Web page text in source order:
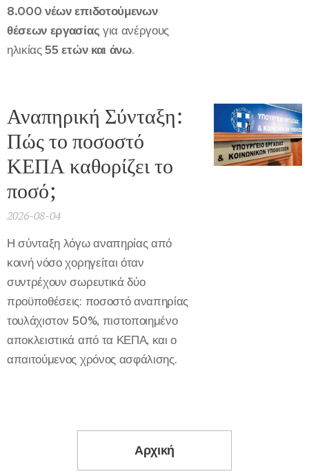
8.000 νέων επιδοτούμενων
θέσεων εργασίας για ανέργους
ηλικίας55 ετών και άνω.
Αναπηρική Σύνταξη:
Πώς το ποσοστό
ΚΕΠΑ καθορίζει το
ποσό;
2026-08-04
Η σύνταξη λόγω αναπηρίας από
κοινή νόσο χορηγείται όταν
συντρέχουν σωρευτικά δύο
προϋποθέσεις: ποσοστό αναπηρίας
τουλάχιστον 50%, πιστοποιημένο
αποκλειστικά από τα ΚΕΠΑ, και ο
απαιτούμενος χρόνος ασφάλισης.
Αρχική